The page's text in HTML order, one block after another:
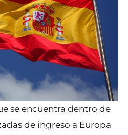
se encuentra dentro de
de ingreso a Europa